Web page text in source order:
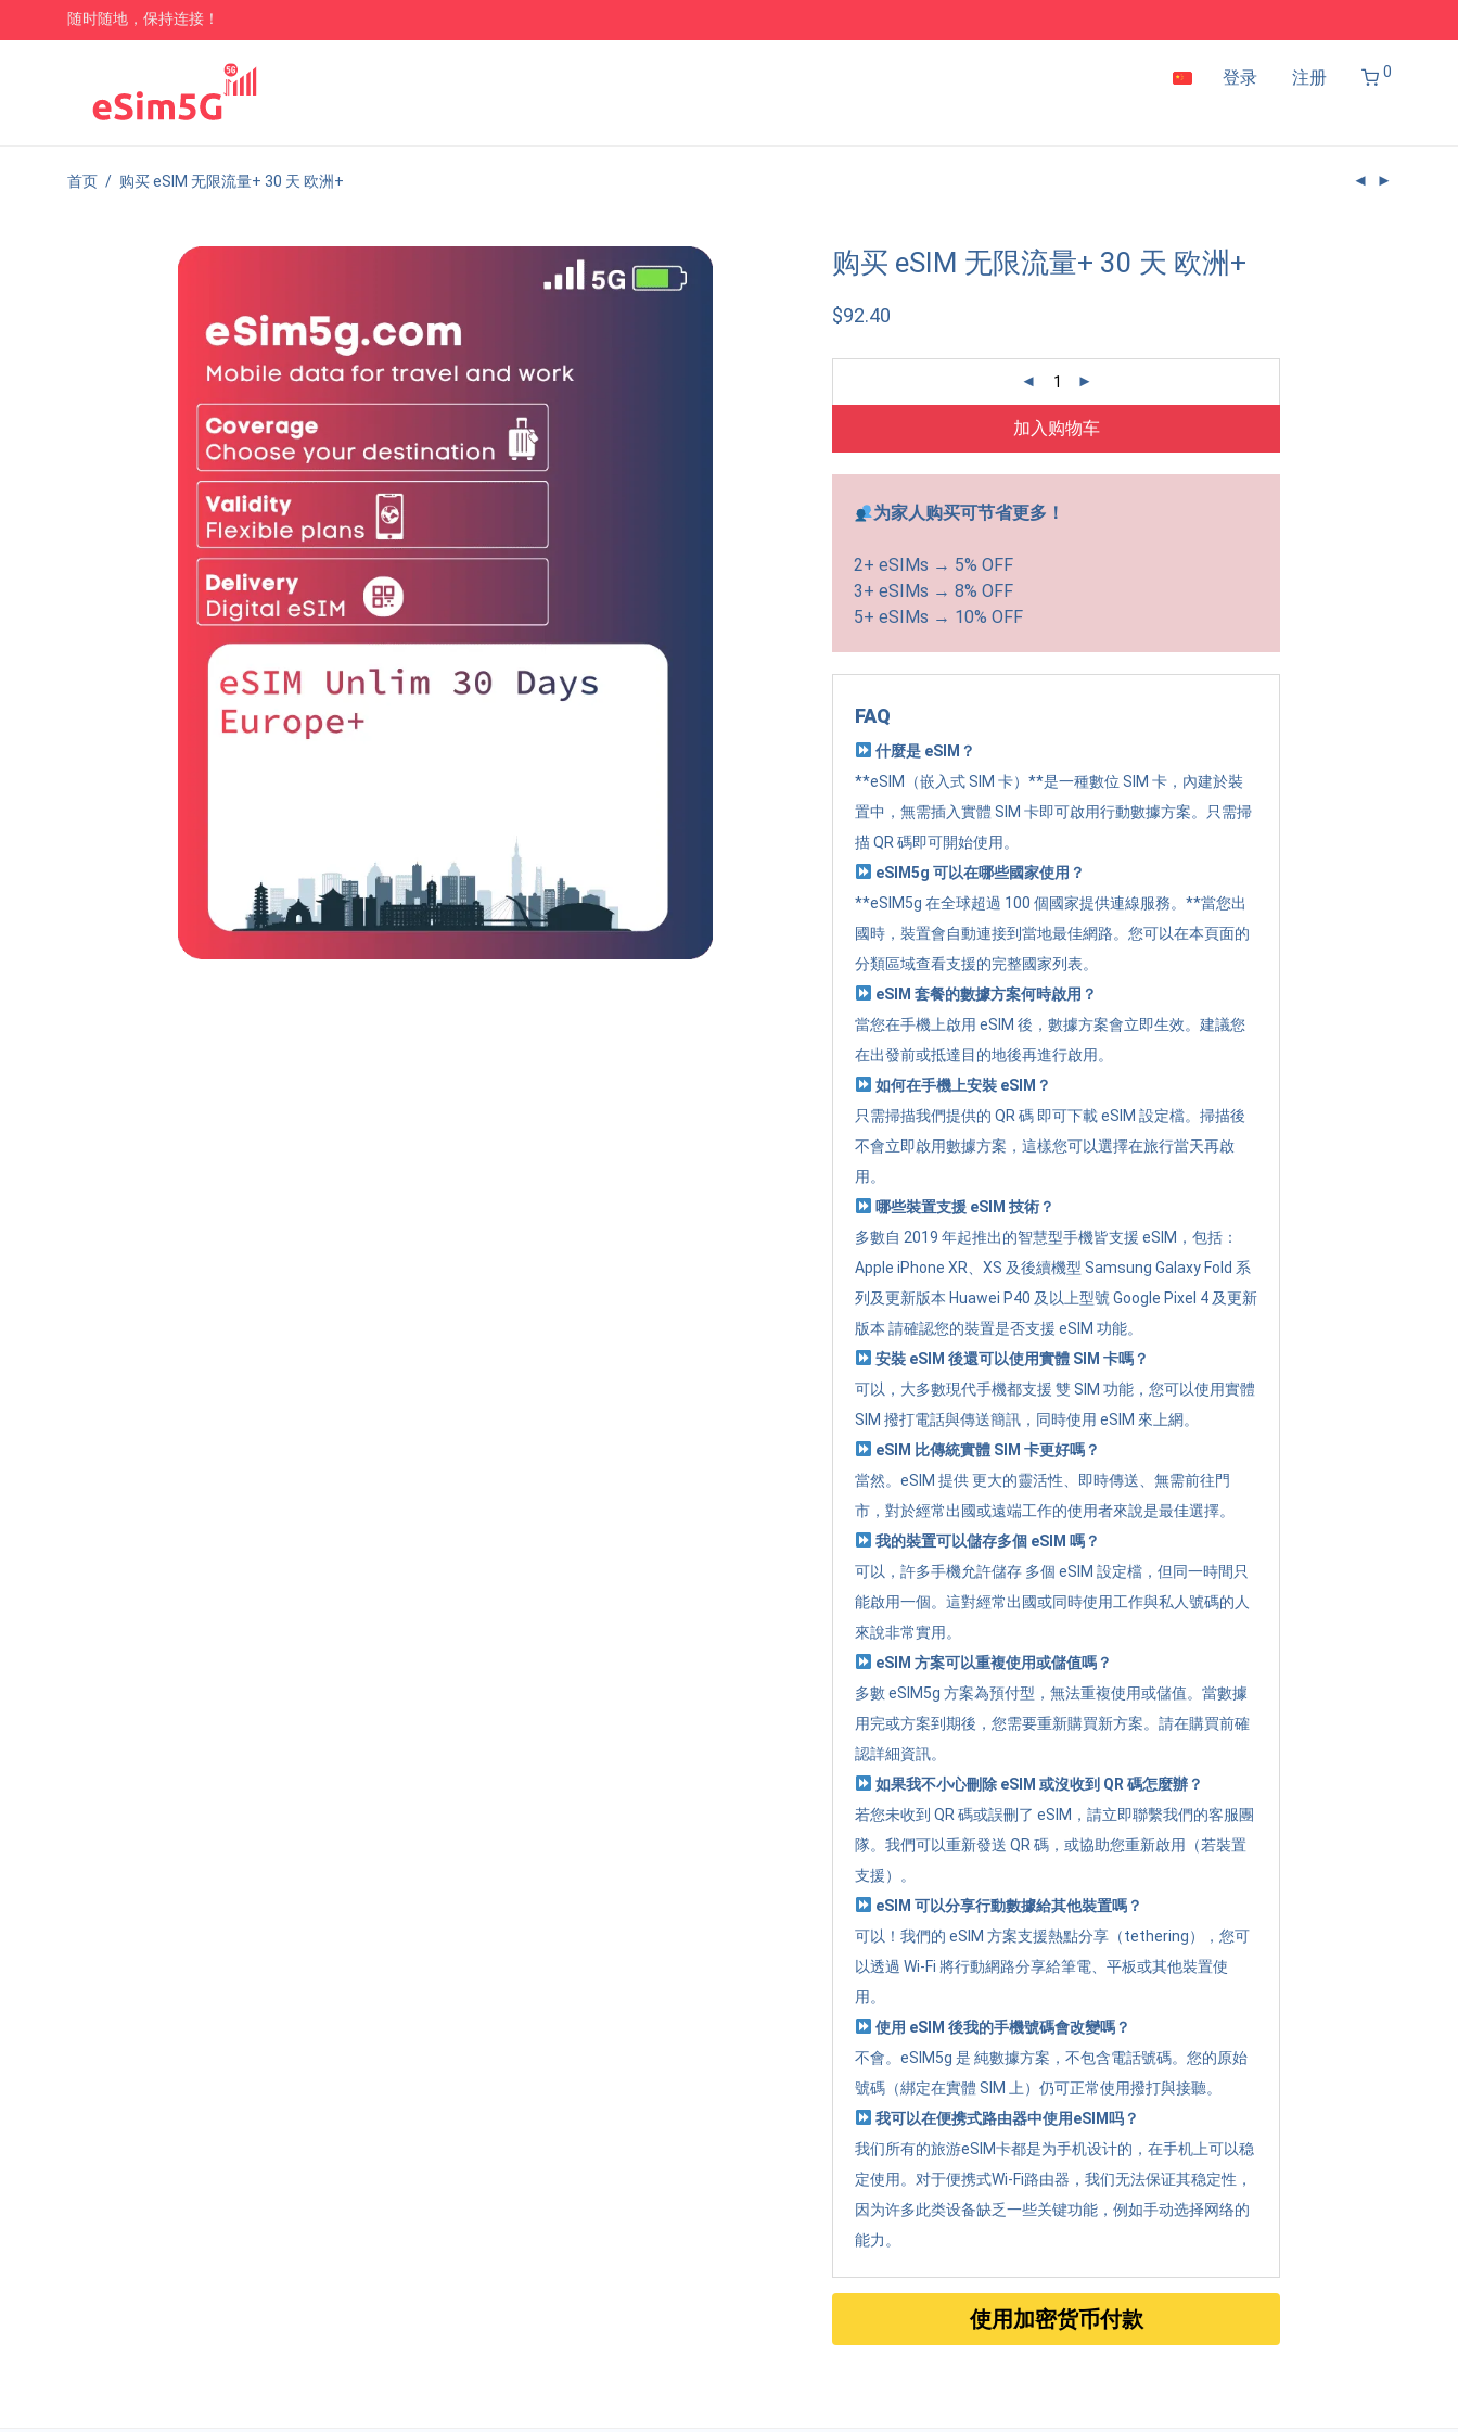
随时随地，保持连接！
登录 注册 0
首页 / 购买 eSIM 无限流量+ 30 天 欧洲+
购买 eSIM 无限流量+ 30 天 欧洲+
$92.40
加入购物车
为家人购买可节省更多！
2+ eSIMs → 5% OFF
3+ eSIMs → 8% OFF
5+ eSIMs → 10% OFF
FAQ
什麼是 eSIM？
**eSIM（嵌入式 SIM 卡）**是一種數位 SIM 卡，內建於裝
置中，無需插入實體 SIM 卡即可啟用行動數據方案。只需掃
描 QR 碼即可開始使用。
eSIM5g 可以在哪些國家使用？
**eSIM5g 在全球超過 100 個國家提供連線服務。**當您出
國時，裝置會自動連接到當地最佳網路。您可以在本頁面的
分類區域查看支援的完整國家列表。
eSIM 套餐的數據方案何時啟用？
當您在手機上啟用 eSIM 後，數據方案會立即生效。建議您
在出發前或抵達目的地後再進行啟用。
如何在手機上安裝 eSIM？
只需掃描我們提供的 QR 碼 即可下載 eSIM 設定檔。掃描後
不會立即啟用數據方案，這樣您可以選擇在旅行當天再啟
用。
哪些裝置支援 eSIM 技術？
多數自 2019 年起推出的智慧型手機皆支援 eSIM，包括：
Apple iPhone XR、XS 及後續機型 Samsung Galaxy Fold 系
列及更新版本 Huawei P40 及以上型號 Google Pixel 4 及更新
版本 請確認您的裝置是否支援 eSIM 功能。
安裝 eSIM 後還可以使用實體 SIM 卡嗎？
可以，大多數現代手機都支援 雙 SIM 功能，您可以使用實體
SIM 撥打電話與傳送簡訊，同時使用 eSIM 來上網。
eSIM 比傳統實體 SIM 卡更好嗎？
當然。eSIM 提供 更大的靈活性、即時傳送、無需前往門
市，對於經常出國或遠端工作的使用者來說是最佳選擇。
我的裝置可以儲存多個 eSIM 嗎？
可以，許多手機允許儲存 多個 eSIM 設定檔，但同一時間只
能啟用一個。這對經常出國或同時使用工作與私人號碼的人
來說非常實用。
eSIM 方案可以重複使用或儲值嗎？
多數 eSIM5g 方案為預付型，無法重複使用或儲值。當數據
用完或方案到期後，您需要重新購買新方案。請在購買前確
認詳細資訊。
如果我不小心刪除 eSIM 或沒收到 QR 碼怎麼辦？
若您未收到 QR 碼或誤刪了 eSIM，請立即聯繫我們的客服團
隊。我們可以重新發送 QR 碼，或協助您重新啟用（若裝置
支援）。
eSIM 可以分享行動數據給其他裝置嗎？
可以！我們的 eSIM 方案支援熱點分享（tethering），您可
以透過 Wi-Fi 將行動網路分享給筆電、平板或其他裝置使
用。
使用 eSIM 後我的手機號碼會改變嗎？
不會。eSIM5g 是 純數據方案，不包含電話號碼。您的原始
號碼（綁定在實體 SIM 上）仍可正常使用撥打與接聽。
我可以在便携式路由器中使用eSIM吗？
我们所有的旅游eSIM卡都是为手机设计的，在手机上可以稳
定使用。对于便携式Wi-Fi路由器，我们无法保证其稳定性，
因为许多此类设备缺乏一些关键功能，例如手动选择网络的
能力。
使用加密货币付款